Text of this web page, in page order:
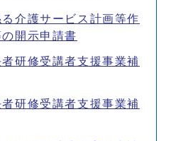
介護サービス計画等作
開示申請書
研修受講者支援事業補
研修受講者支援事業補